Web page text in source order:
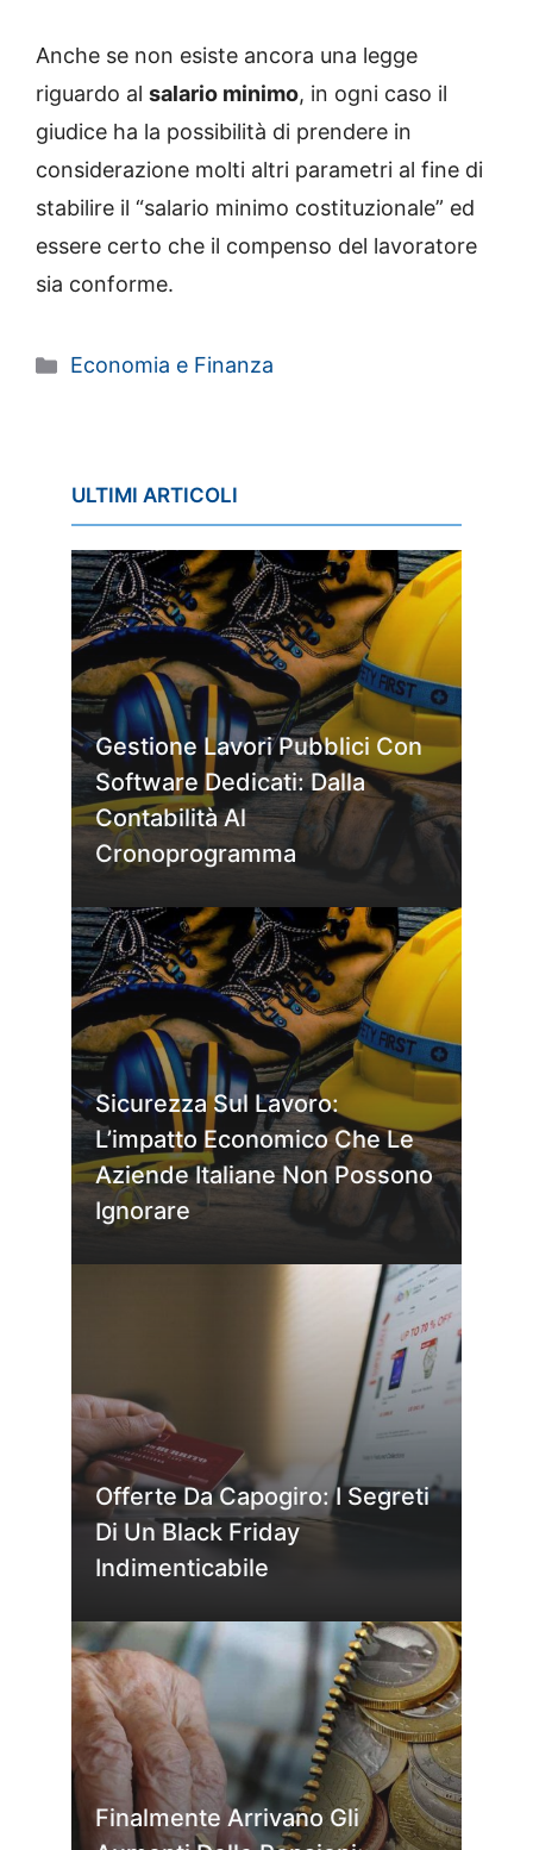
Anche se non esiste ancora una legge
riguardo al salario minimo, in ogni caso il
giudice ha la possibilità di prendere in
considerazione molti altri parametri al fine di
stabilire il “salario minimo costituzionale” ed
essere certo che il compenso del lavoratore
sia conforme.
Categorie
Economia e Finanza
ULTIMI ARTICOLI
Gestione Lavori Pubblici Con
Software Dedicati: Dalla
Contabilità Al
Cronoprogramma
Sicurezza Sul Lavoro:
L’impatto Economico Che Le
Aziende Italiane Non Possono
Ignorare
Offerte Da Capogiro: I Segreti
Di Un Black Friday
Indimenticabile
Finalmente Arrivano Gli